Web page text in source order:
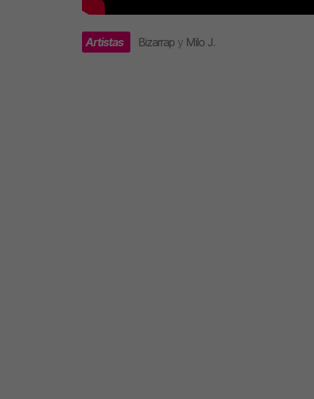
Artistas Bizarrap y Milo J.